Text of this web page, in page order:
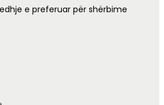
e preferuar për shërbime